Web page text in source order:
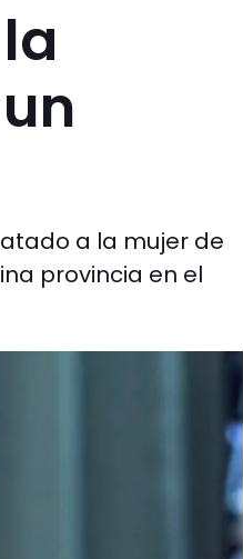
a la mujer de
provincia en el